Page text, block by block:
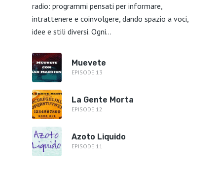
radio: programmi pensati per informare,
intrattenere e coinvolgere, dando spazio a voci,
idee e stili diversi. Ogni...
Muevete
EPISODE 13
La Gente Morta
EPISODE 12
Azoto Liquido
EPISODE 11